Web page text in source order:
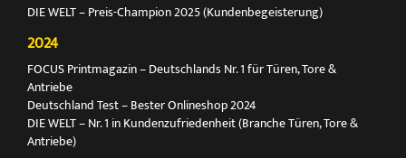
DIE WELT – Preis-Champion 2025 (Kundenbegeisterung)
2024
FOCUS Printmagazin – Deutschlands Nr. 1 für Türen, Tore &
Antriebe
Deutschland Test – Bester Onlineshop 2024
DIE WELT – Nr. 1 in Kundenzufriedenheit (Branche Türen, Tore &
Antriebe)